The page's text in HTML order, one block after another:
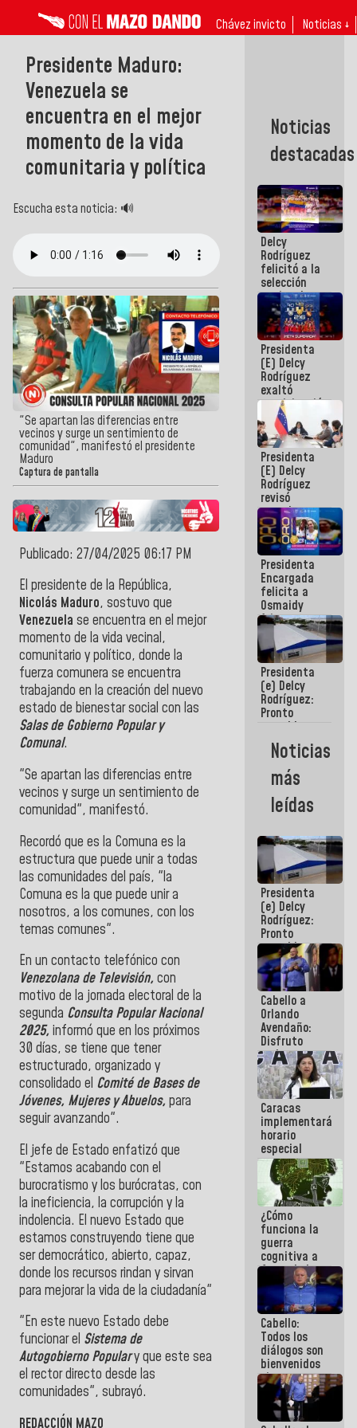
Chávez invicto Noticias ↓
Presidente Maduro:
Venezuela se
encuentra en el mejor
momento de la vida
comunitaria y política
Escucha esta noticia: 🔊
"Se apartan las diferencias entre
vecinos y surge un sentimiento de
comunidad", manifestó el presidente
Maduro
Captura de pantalla
Publicado: 27/04/2025 06:17 PM
El presidente de la República,
Nicolás Maduro, sostuvo que
Venezuela se encuentra en el mejor
momento de la vida vecinal,
comunitario y político, donde la
fuerza comunera se encuentra
trabajando en la creación del nuevo
estado de bienestar social con las
Salas de Gobierno Popular y
Comunal.
"Se apartan las diferencias entre
vecinos y surge un sentimiento de
comunidad", manifestó.
Recordó que es la Comuna es la
estructura que puede unir a todas
las comunidades del país, "la
Comuna es la que puede unir a
nosotros, a los comunes, con los
temas comunes".
En un contacto telefónico con
Venezolana de Televisión, con
motivo de la jornada electoral de la
segunda Consulta Popular Nacional
2025, informó que en los próximos
30 días, se tiene que tener
estructurado, organizado y
consolidado el Comité de Bases de
Jóvenes, Mujeres y Abuelos, para
seguir avanzando".
El jefe de Estado enfatizó que
"Estamos acabando con el
burocratismo y los burócratas, con
la ineficiencia, la corrupción y la
indolencia. El nuevo Estado que
estamos construyendo tiene que
ser democrático, abierto, capaz,
donde los recursos rindan y sirvan
para mejorar la vida de la ciudadanía"
"En este nuevo Estado debe
funcionar el Sistema de
Autogobierno Populary que este sea
el rector directo desde las
comunidades", subrayó.
REDACCIÓN MAZO
Noticias
destacadas
Delcy
Rodríguez
felicitó a la
selección
nacional
masculina
de voleibol
campeona
de la Copa
Panamericana
Sub-17
Presidenta
(E) Delcy
Rodríguez
exaltó
participación
de
Venezuela
en Juegos
Centroamericanos
y del Caribe
2026
Presidenta
(E) Delcy
Rodríguez
revisó
agenda
económica y
ejecución de
fondos de
emergencia
post-sismos
Presidenta
Encargada
felicita a
Osmaidy
Arias y
Giraly
Marcano por
hacer
historia en
los
Centroamericanos
Presidenta
(e) Delcy
Rodríguez:
Pronto
restableceremos
las
operaciones
Aeropuerto
Internacional
de
Noticias
más
leídas
Presidenta
(e) Delcy
Rodríguez:
Pronto
restableceremos
las
operaciones
en el
Aeropuerto
Internacional
de
Maiquetía
Cabello a
Orlando
Avendaño:
Disfruto
cada vez
que escribes
porque lo
que haces
es
embarrarla
Caracas
implementará
horario
especial
para
adaptarse
al plan de
ahorro
energético
¿Cómo
funciona la
guerra
cognitiva a
favor de la
narrativa
hegemónica?
(1)
Cabello:
Todos los
diálogos son
bienvenidos
siempre que
estén en el
marco de la
Constitución